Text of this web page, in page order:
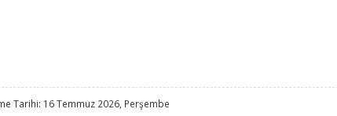
Tarihi: 16 Temmuz 2026, Perşembe